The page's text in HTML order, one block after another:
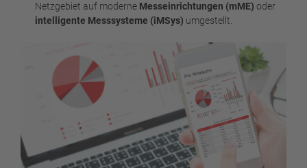
Netzgebiet auf moderne Messeinrichtungen (mME) oder
intelligente Messsysteme (iMSys) umgestellt.